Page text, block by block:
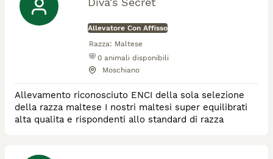
Allevatore Con Affisso
Razza: Maltese
0 animali disponibili
Moschiano
Allevamento riconosciuto ENCI della sola selezione
della razza maltese I nostri maltesi super equilibrati
alta qualita e rispondenti allo standard di razza